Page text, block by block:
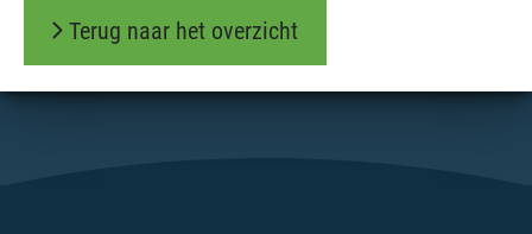
Terug naar het overzicht